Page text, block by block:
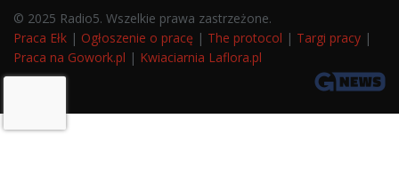
© 2025 Radio5. Wszelkie prawa zastrzeżone.
Praca Ełk | Ogłoszenie o pracę | The protocol | Targi pracy |
Praca na Gowork.pl | Kwiaciarnia Laflora.pl